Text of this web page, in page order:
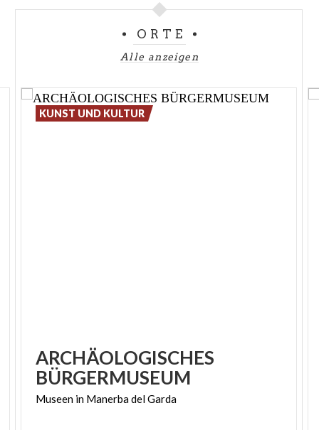
ORTE
Alle anzeigen
ARCHÄOLOGISCHES
BÜRGERMUSEUM
Museen in ManerbadelGarda
KUNST UND KULTUR